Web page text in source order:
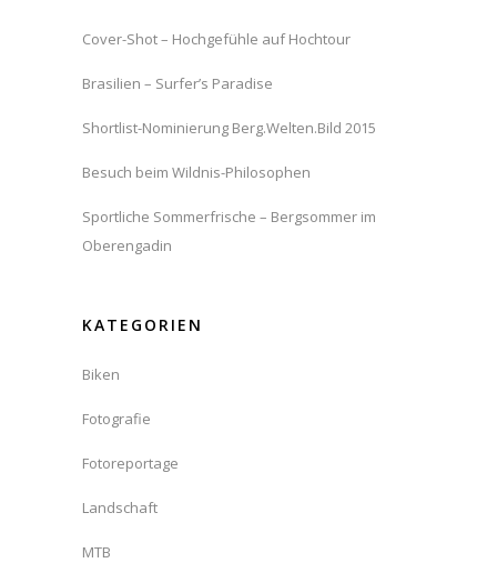
Cover-Shot – Hochgefühle auf Hochtour
Brasilien – Surfer’s Paradise
Shortlist-Nominierung Berg.Welten.Bild 2015
Besuch beim Wildnis-Philosophen
Sportliche Sommerfrische – Bergsommer im
Oberengadin
KATEGORIEN
Biken
Fotografie
Fotoreportage
Landschaft
MTB